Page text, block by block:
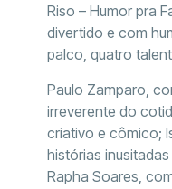
Riso – Humor pra
divertido e com
palco, quatro
Paulo Zamparo,
irreverente do
criativo e cômico;
histórias
Rapha Soares,